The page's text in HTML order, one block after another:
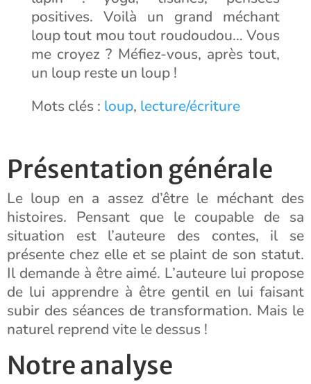
positives. Voilà un grand méchant
loup tout mou tout roudoudou… Vous
me croyez ? Méfiez-vous, après tout,
un loup reste un loup !
Mots clés : loup, lecture/écriture
Présentation générale
Le loup en a assez d’être le méchant des
histoires. Pensant que le coupable de sa
situation est l’auteure des contes, il se
présente chez elle et se plaint de son statut.
Il demande à être aimé. L’auteure lui propose
de lui apprendre à être gentil en lui faisant
subir des séances de transformation. Mais le
naturel reprend vite le dessus !
Notre analyse